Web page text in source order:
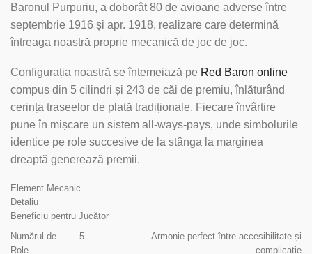
Baronul Purpuriu, a doborât 80 de avioane adverse între
septembrie 1916 și apr. 1918, realizare care determină
întreaga noastră proprie mecanică de joc de joc.
Configurația noastră se întemeiază pe Red Baron online
compus din 5 cilindri și 243 de căi de premiu, înlăturând
cerința traseelor de plată tradiționale. Fiecare învârtire
pune în mișcare un sistem all-ways-pays, unde simbolurile
identice pe role succesive de la stânga la marginea
dreaptă generează premii.
Element Mecanic
Detaliu
Beneficiu pentru Jucător
Numărul de
Role
5
Armonie perfect între accesibilitate și
complicație